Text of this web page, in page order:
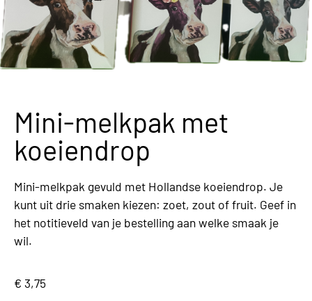
Mini-melkpak met
koeiendrop
Mini-melkpak gevuld met Hollandse koeiendrop. Je
kunt uit drie smaken kiezen: zoet, zout of fruit. Geef in
het notitieveld van je bestelling aan welke smaak je
wil.
€ 3,75